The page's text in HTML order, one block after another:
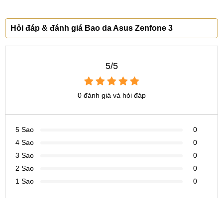
Hỏi đáp & đánh giá Bao da Asus Zenfone 3
5/5
0 đánh giá và hỏi đáp
5 Sao
0
4 Sao
0
3 Sao
0
2 Sao
0
1 Sao
0